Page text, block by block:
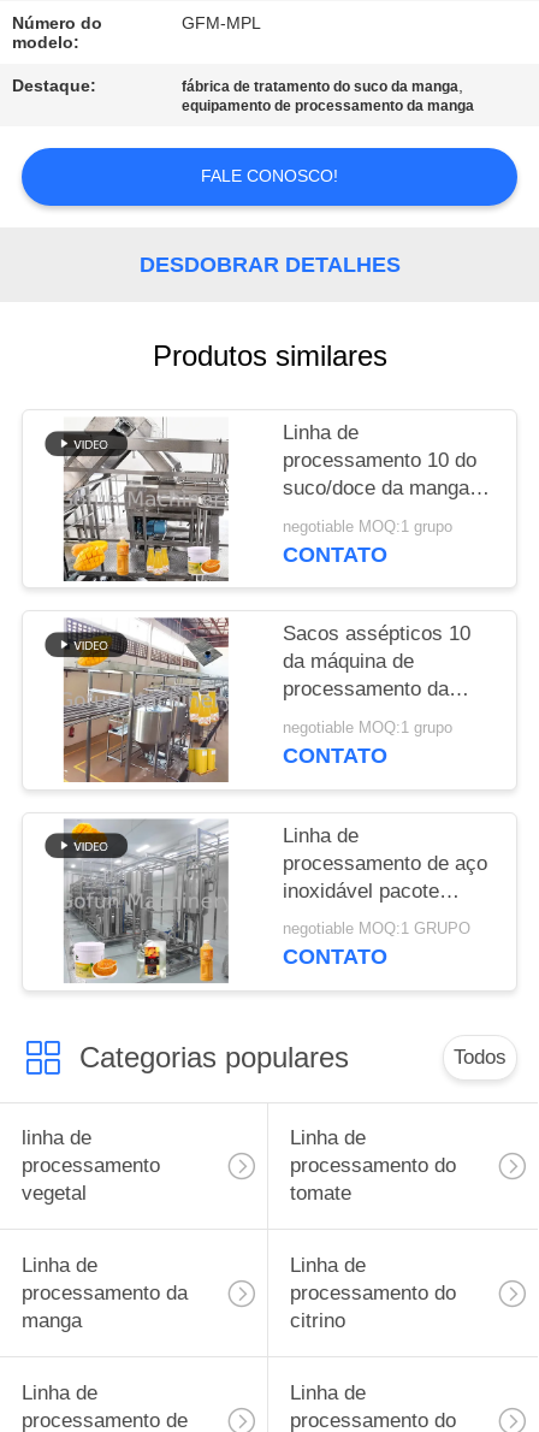
CONTROLE
DA
CONTACTE-
CASOS
PEÇA
UMAS
CITAÇÕES
MAPA
SITE
POLÍTICA
DE
PRIVACIDADE
Número do
modelo:
GFM-MPL
Destaque: fábrica de tratamento do suco da manga,
equipamento de processamento da manga
FALE CONOSCO!
DESDOBRAR DETALHES
Produtos similares
Linha de
processamento 10 do
suco/doce da manga
dos frutos frescos -
200T/D
negotiable MOQ:1 grupo
CONTATO
Sacos assépticos 10
da máquina de
processamento da
manga 304/316L do
SUS - 100T/D
negotiable MOQ:1 grupo
CONTATO
Linha de
processamento de aço
inoxidável pacote
asséptico da manga
10T/D 304 do saco
negotiable MOQ:1 GRUPO
CONTATO
Categorias populares Todos
linha de
processamento
vegetal
Linha de
processamento do
tomate
Linha de
processamento da
manga
Linha de
processamento do
citrino
Linha de
processamento de
Linha de
processamento do